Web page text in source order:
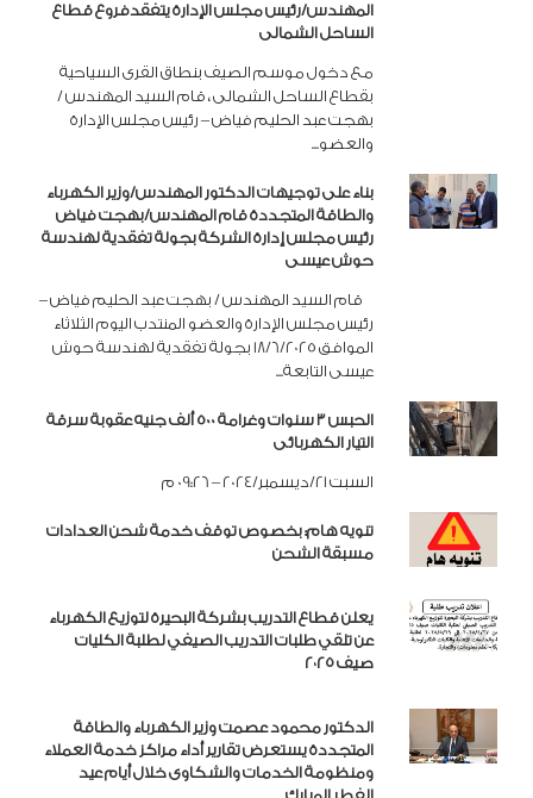
المهندس/رئيس مجلس الإدارة يتفقدفروع قطاع
الساحل الشمالى
مع دخول موسم الصيف بنطاق القرى السياحية
بقطاع الساحل الشمالى ، قام السيد المهندس /
بهجت عبد الحليم فياض – رئيس مجلس الإدارة
والعضو...
بناء على توجيهات الدكتور المهندس/وزير الكهرباء
والطاقة المتجددة قام المهندس/بهجت فياض
رئيس مجلس إدارة الشركة بجولة تفقدية لهندسة
حوش عيسى
قام السيد المهندس / بهجت عبد الحليم فياض –
رئيس مجلس الإدارة والعضو المنتدب اليوم الثلاثاء
الموافق 18/6/2025 بجولة تفقدية لهندسة حوش
عيسى التابعة...
الحبس 3 سنوات وغرامة 500 ألف جنيه عقوبة سرقة
التيار الكهربائى
السبت 21/ديسمبر/2024 – 09:26 م
تنويه هام: بخصوص توقف خدمة شحن العدادات
مسبقة الشحن
يعلن قطاع التدريب بشركة البحيرة لتوزيع الكهرباء
عن تلقي طلبات التدريب الصيفي لطلبة الكليات
صيف ۲۰۲۵
الدكتور محمود عصمت وزير الكهرباء والطاقة
المتجددة يستعرض تقارير أداء مراكز خدمة العملاء
ومنظومة الخدمات والشكاوى خلال أيام عيد